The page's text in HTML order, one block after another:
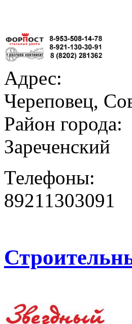
Адрес:
Череповец,
Район города:
Зареченский
Телефоны:
89211303091